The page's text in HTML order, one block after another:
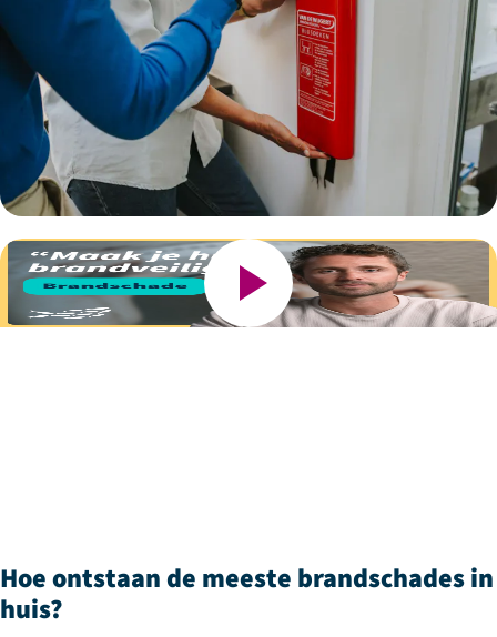
Hoe ontstaan de meeste brandschades in
huis?